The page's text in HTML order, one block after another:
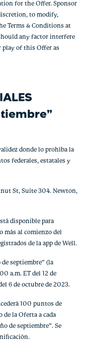
for the Offer. Sponsor
to modify,
Terms & Conditions at
any factor interfere
of this Offer as
donde lo prohíba la
federales, estatales y
St, Suite 304. Newton,
disponible para
más al comienzo del
de la app de Well.
de septiembre” (la
a.m. ET del 12 de
6 de octubre de 2023.
100 puntos de
de la Oferta a cada
de septiembre”. Se